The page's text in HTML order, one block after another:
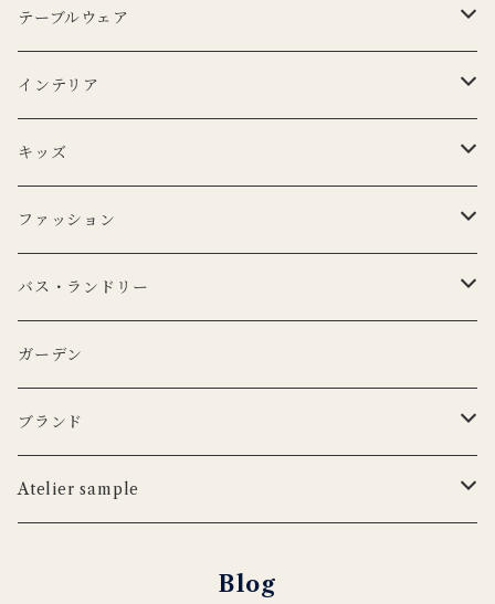
エプロン
Lino e Lina
BERTOZZI
キッチンクロス
Lino e Lina
BERTOZZI
テーブルウェア
プレート
CARRON
3RD CERAMICS
ボウル
CARRON
KANEKO KOHYO POTTERY
マグカップ
CARRON
3RD CERAMICS
グラス
KIMOTO GLASS TOKYO
LSA
カトラリー
Cutipol
ナプキンリング
WILDLIFE GARDEN
ウッドボード
インテリア
ポータブルランプ
マイクロシリーズ
クラシックシリーズ
LEDキャンドル
LEDキャンドル
Uyuni Lithing
キャンドルホルダー
LSA
DEKO candle
アニマルフック
オブジェ
フラワーベース
キッズ
ぬいぐるみ
ピロー
ファッション
トートバッグ
CARRON
サスペンダー
BERTELLES
ポーチ
tronco
バス・ランドリー
タオル
ガーデン
ブランド
Blabla Kids
Atelier sample
Blog